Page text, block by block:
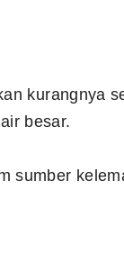
kurangnya
besar.
sumber